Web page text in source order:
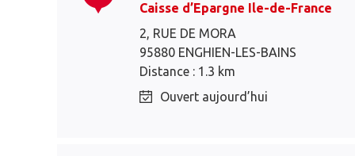
Caisse d’Epargne Ile-de-France
2, RUE DE MORA
95880 ENGHIEN-LES-BAINS
Distance : 1.3 km
Ouvert aujourd’hui